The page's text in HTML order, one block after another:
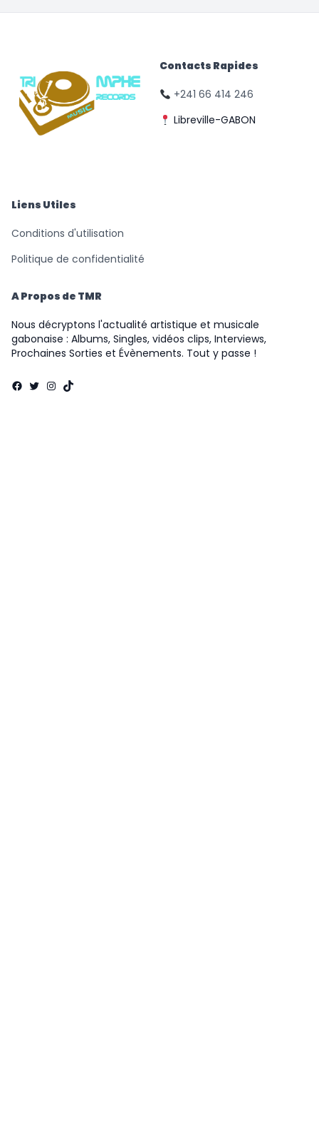
Contacts Rapides
+241 66 414 246
Libreville-GABON
Liens Utiles
Conditions d'utilisation
Politique de confidentialité
A Propos de TMR
Nous décryptons l'actualité artistique et musicale
gabonaise : Albums, Singles, vidéos clips, Interviews,
Prochaines Sorties et Évènements. Tout y passe !
Facebook
Twitter
Instagram
TikTok